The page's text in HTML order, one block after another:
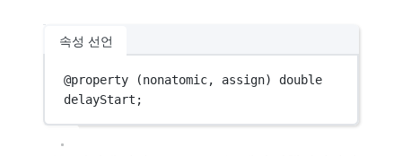
속성 선언
@property (nonatomic, assign) double
delayStart;